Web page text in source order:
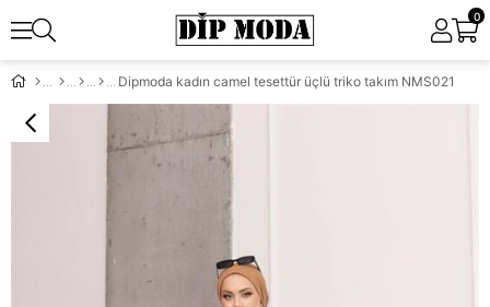
0
Dipmoda kadın camel tesettür üçlü triko takım NMS021